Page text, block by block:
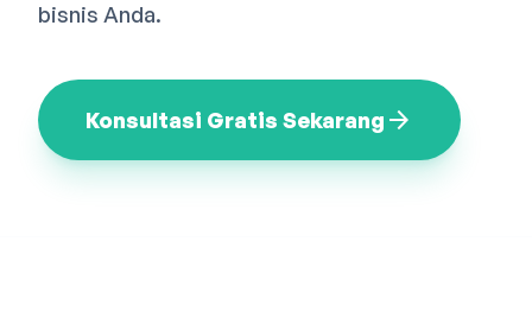
bisnis Anda.
Konsultasi Gratis Sekarang arrow_forward